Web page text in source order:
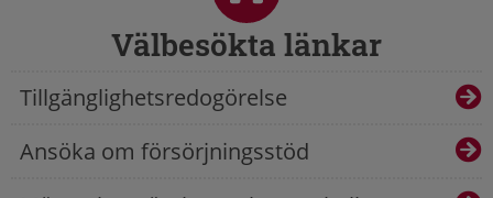
Välbesökta länkar
Tillgänglighetsredogörelse
Ansöka om försörjningsstöd